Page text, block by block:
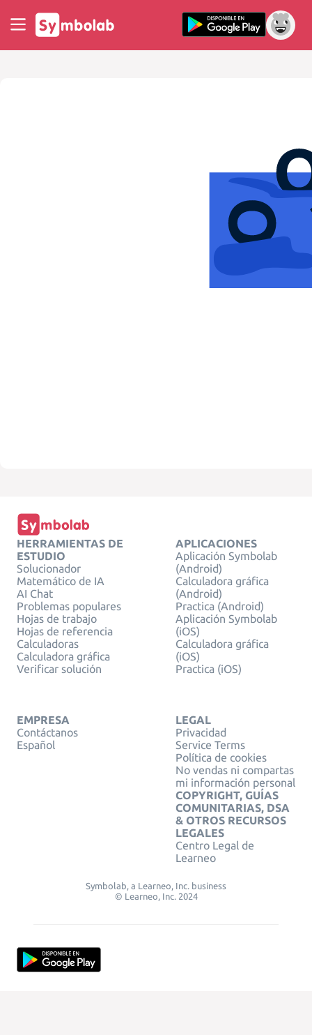
HERRAMIENTAS DE
ESTUDIO
Solucionador
Matemático de IA
AI Chat
Problemas populares
Hojas de trabajo
Hojas de referencia
Calculadoras
Calculadora gráfica
Verificar solución
APLICACIONES
Aplicación Symbolab
(Android)
Calculadora gráfica
(Android)
Practica (Android)
Aplicación Symbolab
(iOS)
Calculadora gráfica
(iOS)
Practica (iOS)
EMPRESA
Contáctanos
Español
LEGAL
Privacidad
Service Terms
Política de cookies
No vendas ni compartas
mi información personal
COPYRIGHT, GUÍAS
COMUNITARIAS, DSA
& OTROS RECURSOS
LEGALES
Centro Legal de
Learneo
Symbolab, a Learneo, Inc. business
© Learneo, Inc. 2024